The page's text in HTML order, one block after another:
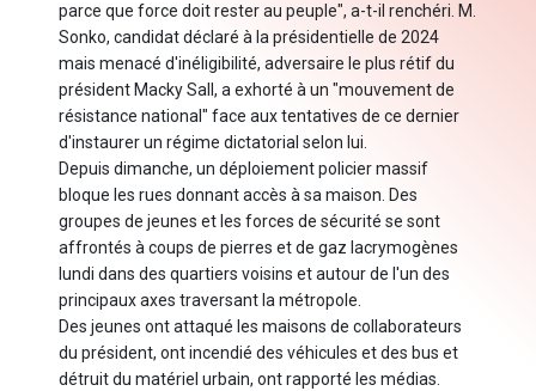
parce que force doit rester au peuple", a-t-il renchéri. M.
Sonko, candidat déclaré à la présidentielle de 2024
mais menacé d'inéligibilité, adversaire le plus rétif du
président Macky Sall, a exhorté à un "mouvement de
résistance national" face aux tentatives de ce dernier
d'instaurer un régime dictatorial selon lui.
Depuis dimanche, un déploiement policier massif
bloque les rues donnant accès à sa maison. Des
groupes de jeunes et les forces de sécurité se sont
affrontés à coups de pierres et de gaz lacrymogènes
lundi dans des quartiers voisins et autour de l'un des
principaux axes traversant la métropole.
Des jeunes ont attaqué les maisons de collaborateurs
du président, ont incendié des véhicules et des bus et
détruit du matériel urbain, ont rapporté les médias.